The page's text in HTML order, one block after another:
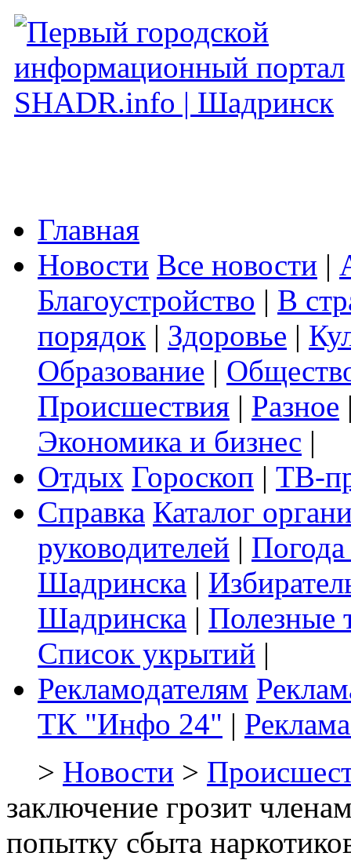
Главная
Новости Все новости |
Благоустройство | В
порядок | Здоровье |
Образование |
Происшествия | Разное
Экономика и бизнес |
Отдых Гороскоп | ТВ-
Справка Каталог
руководителей |
Шадринска |
Шадринска | Полезные
Список укрытий |
Рекламодателям
ТК "Инфо 24" |
> Новости >
заключение грозит
попытку сбыта